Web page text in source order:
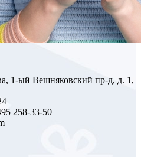
1-ый Вешняковский пр-д, д. 1,
258-33-50